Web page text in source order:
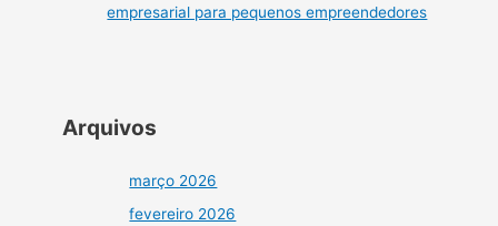
empresarial para pequenos empreendedores
Arquivos
março 2026
fevereiro 2026